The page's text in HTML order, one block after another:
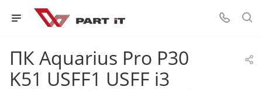
ПК Aquarius Pro P30
K51 USFF1 USFF i3